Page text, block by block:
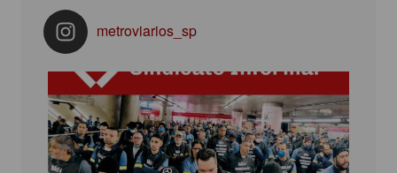
metroviarios_sp